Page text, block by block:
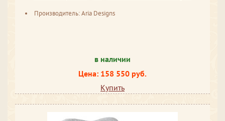
Производитель: Aria Designs
в наличии
Цена: 158 550 руб.
Купить